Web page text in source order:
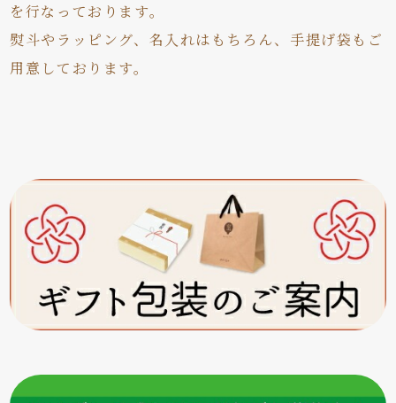
を行なっております。
熨斗やラッピング、名入れはもちろん、手提げ袋もご
用意しております。